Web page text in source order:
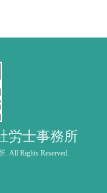
労士事務所
. All Rights Reserved.